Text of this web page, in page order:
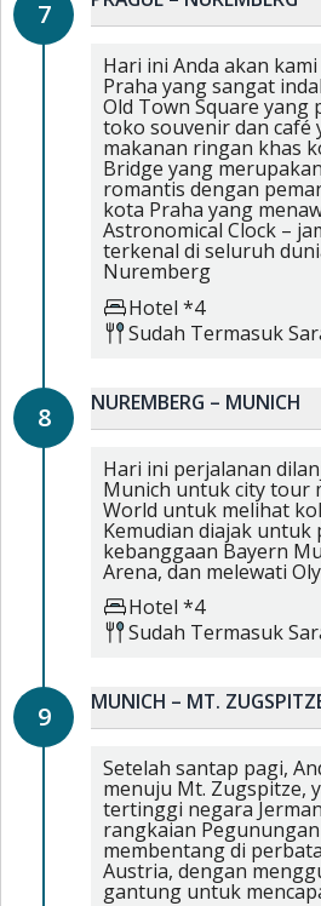
7
Hari ini Anda akan
Praha yang sangat
Old Town Square
toko souvenir dan café
makanan ringan khas
Bridge yang
romantis dengan
kota Praha yang
Astronomical Clock –
terkenal di seluruh
Nuremberg
Hotel *4
Sudah Termasuk
8 NUREMBERG – MUNICH
Hari ini perjalanan
Munich untuk city tour
World untuk melihat
Kemudian diajak
kebanggaan Bayern
Arena, dan melewati
Hotel *4
Sudah Termasuk
9 MUNICH – MT.
Setelah santap pagi,
menuju Mt. Zugspitze,
tertinggi negara
rangkaian
membentang di
Austria, dengan
gantung untuk